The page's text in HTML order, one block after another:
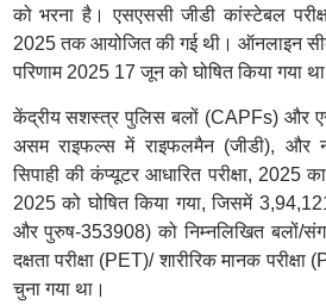
को भरना है। एसएससी जीडी कांस्टेबल
2025 तक आयोजित की गई थी। ऑनलाइन
परिणाम 2025 17 जून को घोषित किया गया
केंद्रीय सशस्त्र पुलिस बलों (CAPFs) और
असम राइफल्स में राइफलमैन (जीडी), और
सिपाही की कंप्यूटर आधारित परीक्षा, 2025
2025 को घोषित किया गया, जिसमें
और पुरुष-353908) को निम्नलिखित बलों/
दक्षता परीक्षा (PET)/ शारीरिक मानक
चुना गया था।